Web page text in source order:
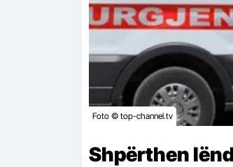
Foto © top-channel.tv
Shpërthen